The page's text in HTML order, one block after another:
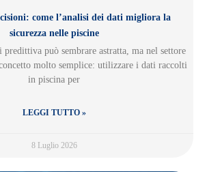
come l’analisi dei dati migliora la
sicurezza nelle piscine
predittiva può sembrare astratta, ma nel settore
molto semplice: utilizzare i dati raccolti
in piscina per
LEGGI TUTTO »
8 Luglio 2026